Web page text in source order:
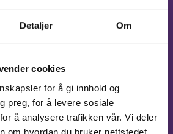
Detaljer Om
cookies
for å gi innhold og
preg, for å levere sosiale
å analysere trafikken vår. Vi deler
om hvordan du bruker nettstedet
du hele
høy musikk.
veggene. Bare en
atmosfære
være deg selv.